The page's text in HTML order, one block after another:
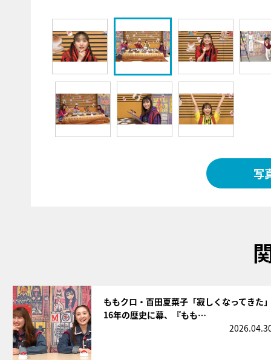
写
ももクロ・百田夏菜子「寂しくなってきた
16年の歴史に幕、『もも…